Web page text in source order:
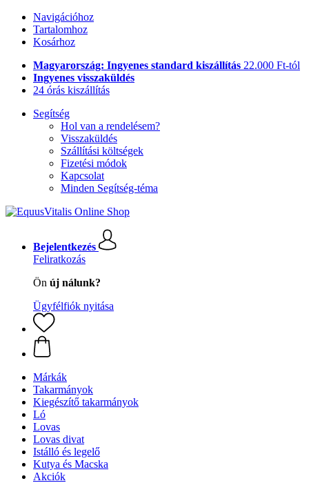
Navigációhoz
Tartalomhoz
Kosárhoz
Magyarország: Ingyenes standard kiszállítás 22.000 Ft-tól
Ingyenes visszaküldés
24 órás kiszállítás
Segítség
Hol van a rendelésem?
Visszaküldés
Szállítási költségek
Fizetési módok
Kapcsolat
Minden Segítség-téma
Bejelentkezés
Feliratkozás
Ön új nálunk?
Ügyfélfiók nyitása
Márkák
Takarmányok
Kiegészítő takarmányok
Ló
Lovas
Lovas divat
Istálló és legelő
Kutya és Macska
Akciók